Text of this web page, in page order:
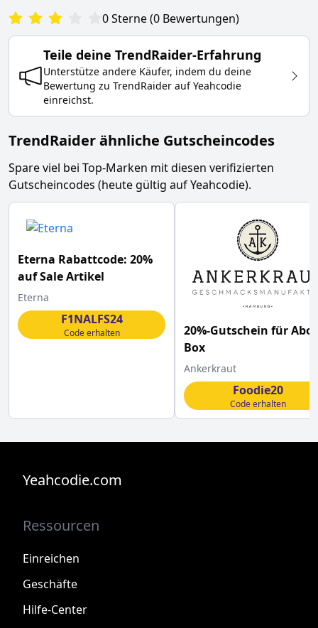
0Sterne(0 Bewertungen)
Teile deine TrendRaider-Erfahrung
Unterstütze andere Käufer, indem du deine
Bewertung zu TrendRaider auf Yeahcodie
einreichst.
TrendRaider ähnliche Gutscheincodes
Spare viel bei Top-Marken mit diesen verifizierten
Gutscheincodes (heute gültig auf Yeahcodie).
Eterna Rabattcode: 20%
auf Sale Artikel
Eterna
F1NALFS24
Code erhalten
20%-Gutschein für Abo-
Box
Ankerkraut
Foodie20
Code erhalten
Yeahcodie.com
Ressourcen
Einreichen
Geschäfte
Hilfe-Center